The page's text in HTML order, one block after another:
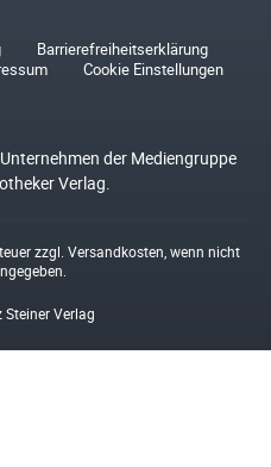
Barrierefreiheitserklärung
Cookie Einstellungen
der Mediengruppe
Verlag.
zzgl. Versandkosten , wenn nicht
Verlag